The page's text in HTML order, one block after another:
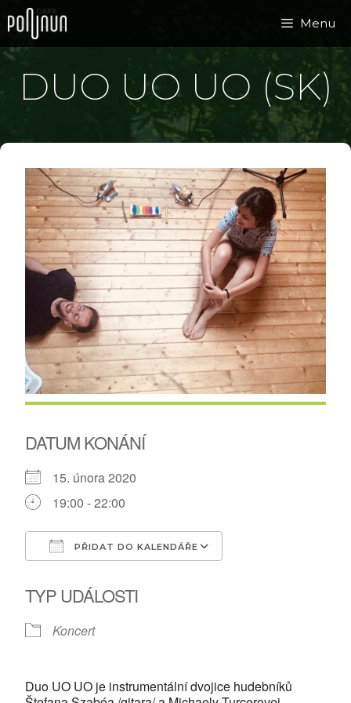
Přeskočit
na
obsah
Menu
DUO UO UO (SK)
DATUM KONÁNÍ
15. února 2020
19:00 - 22:00
PŘIDAT DO KALENDÁŘE
TYP UDÁLOSTI
Koncert
Duo UO UO je instrumentální dvojice hudebníků